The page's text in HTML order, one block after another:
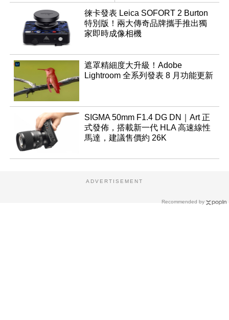
徠卡發表 Leica SOFORT 2 Burton
特別版！兩大傳奇品牌攜手推出獨
家即時成像相機
遮罩精細度大升級！Adobe
Lightroom 全系列發表 8 月功能更新
SIGMA 50mm F1.4 DG DN｜Art 正
式發佈，搭載新一代 HLA 高速線性
馬達，建議售價約 26K
Recommended by
ADVERTISEMENT